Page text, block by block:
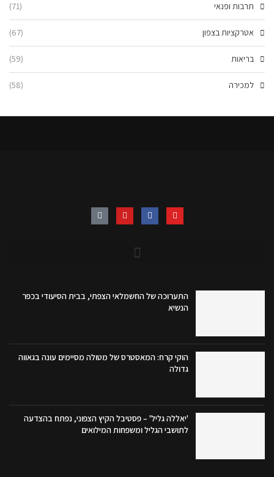
תרבות ופנאי (71)
אטרקציות בצפון (67)
בריאות (59)
למכירה (58)
התערוכה של החשמלאי הצפתי, בבית הסיעודי בכפר
הנשיא
הוקי קרח: המאסטרס של מטולה מסיימים עונה בגאווה
גדולה
'יאללה גליל' – פסטיבל הקיץ הצפוני, נפתח בהצדעה
לתושבי הגליל ומשפחות המילואים